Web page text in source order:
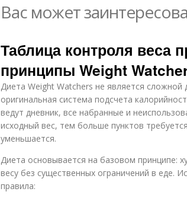
Вас может
Таблица контроля веса
принципы Weight
Диета Weight Watchers не является сложной
оригинальная система подсчета
ведут дневник, все набранные и
исходный вес, тем больше пунктов
уменьшается.
Диета основывается на базовом принципе:
весу без существенных ограничений в еде.
правила: